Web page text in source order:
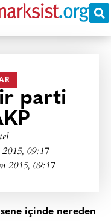
parti
09:17
2015, 09:17
içinde nereden